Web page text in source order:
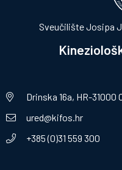
Sveučilište Josipa
Drinska 16a, HR-31000
ured@kifos.hr
+385 (0)31 559 300